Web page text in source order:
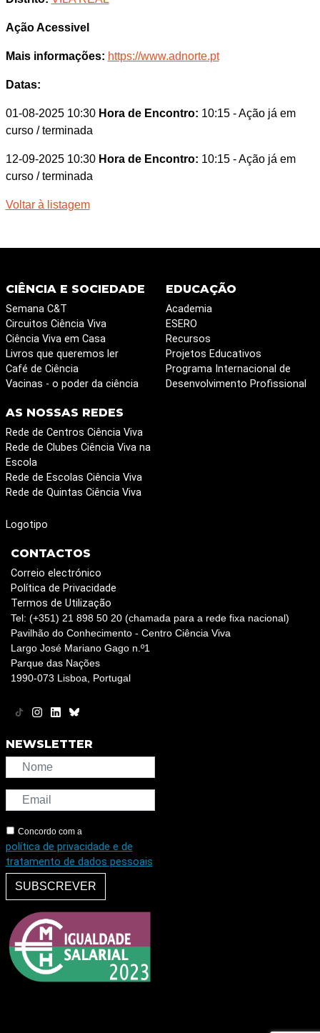
Ação Acessivel
Mais informações: https://www.adnorte.pt
Datas:
01-08-2025 10:30 Hora de Encontro: 10:15 - Ação já em
curso / terminada
12-09-2025 10:30 Hora de Encontro: 10:15 - Ação já em
curso / terminada
Voltar à listagem
CIÊNCIA E SOCIEDADE
Semana C&T
Circuitos Ciência Viva
Ciência Viva em Casa
Livros que queremos ler
Café de Ciência
Vacinas - o poder da ciência
EDUCAÇÃO
Academia
ESERO
Recursos
Projetos Educativos
Programa Internacional de
Desenvolvimento Profissional
AS NOSSAS REDES
Rede de Centros Ciência Viva
Rede de Clubes Ciência Viva na
Escola
Rede de Escolas Ciência Viva
Rede de Quintas Ciência Viva
Logotipo
CONTACTOS
Correio electrónico
Política de Privacidade
Termos de Utilização
Tel: (+351) 21 898 50 20 (chamada para a rede fixa nacional)
Pavilhão do Conhecimento - Centro Ciência Viva
Largo José Mariano Gago n.º1
Parque das Nações
1990-073 Lisboa, Portugal
NEWSLETTER
Concordo com a
política de privacidade e de
tratamento de dados pessoais
SUBSCREVER